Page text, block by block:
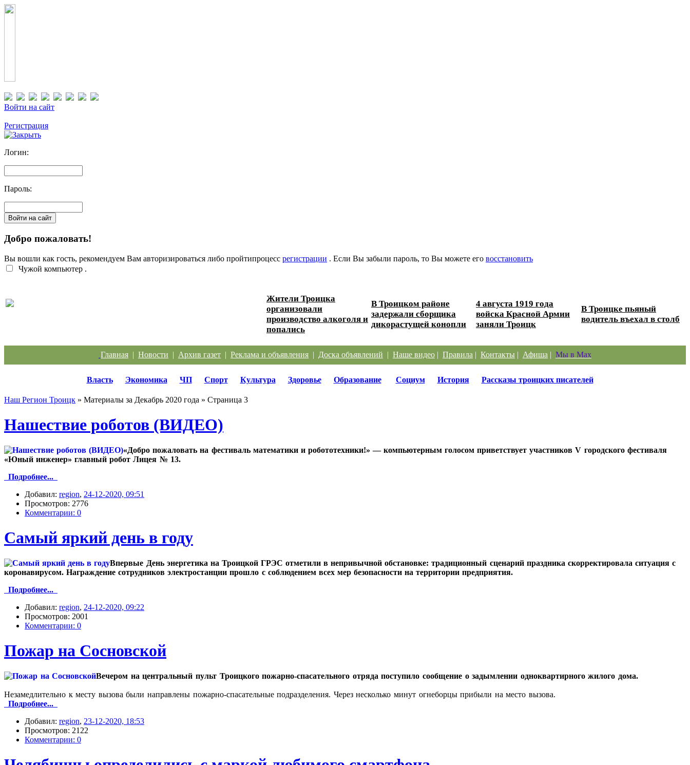
Войти на сайт
Регистрация
Логин:
Пароль:
Добро пожаловать!
Вы вошли как гость, рекомендуем Вам авторизироваться либо пройтипроцесс регистрации . Если Вы забыли пароль, то Вы можете его восстановить
Чужой компьютер .
Жители Троицка
организовали
производство алкоголя и
попались
В Троицком районе
задержали сборщика
дикорастущей конопли
4 августа 1919 года
войска Красной Армии
заняли Троицк
В Троицке пьяный
водитель въехал в столб
Главная | Новости | Архив газет | Реклама и объявления | Доска объявлений | Наше видео | Правила | Контакты | Афиша | Мы в Max
Власть Экономика ЧП Спорт Культура Здоровье Образование Социум История Рассказы троицких писателей
Наш Регион Троицк » Материалы за Декабрь 2020 года » Страница 3
Нашествие роботов (ВИДЕО)
«Добро пожаловать на фестиваль математики и робототехники!» — компьютерным голосом приветствует участников V городского фестиваля
«Юный инженер» главный робот Лицея № 13.
Подробнее...
Добавил: region, 24-12-2020, 09:51
Просмотров: 2776
Комментарии: 0
Самый яркий день в году
Впервые День энергетика на Троицкой ГРЭС отметили в непривычной обстановке: традиционный сценарий праздника скорректировала ситуация с
коронавирусом. Награждение сотрудников электростанции прошло с соблюдением всех мер безопасности на территории предприятия.
Подробнее...
Добавил: region, 24-12-2020, 09:22
Просмотров: 2001
Комментарии: 0
Пожар на Сосновской
Вечером на центральный пульт Троицкого пожарно-спасательного отряда поступило сообщение о задымлении одноквартирного жилого дома.
Незамедлительно к месту вызова были направлены пожарно-спасательные подразделения. Через несколько минут огнеборцы прибыли на место вызова.
Подробнее...
Добавил: region, 23-12-2020, 18:53
Просмотров: 2122
Комментарии: 0